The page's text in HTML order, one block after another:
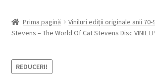
CD-uri originale
Prima pagină Viniluri ediții originale anii 70-
Stevens – The World Of Cat Stevens Disc VINIL
REDUCERI!